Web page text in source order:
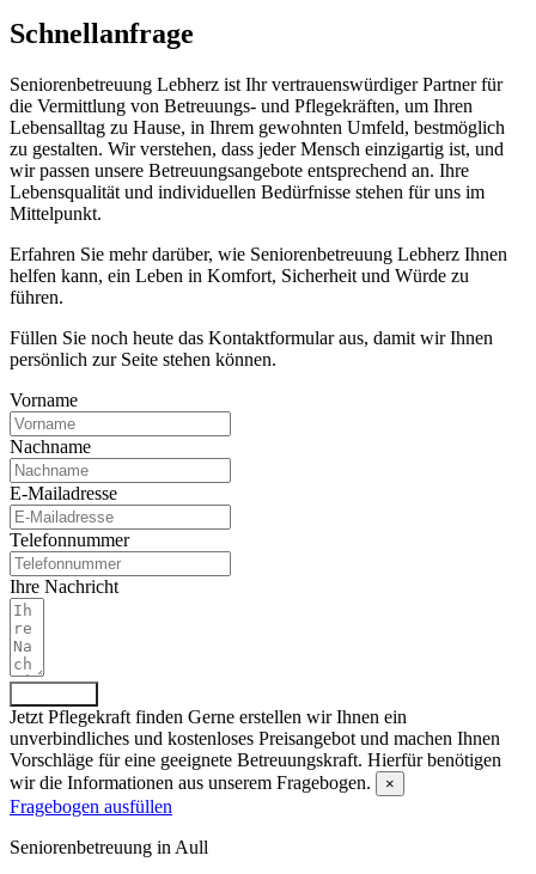
Schnell­anfrage
Seniorenbetreuung Lebherz ist Ihr vertrauenswürdiger Partner für
die Vermittlung von Betreuungs- und Pflegekräften, um Ihren
Lebensalltag zu Hause, in Ihrem gewohnten Umfeld, bestmöglich
zu gestalten. Wir verstehen, dass jeder Mensch einzigartig ist, und
wir passen unsere Betreuungsangebote entsprechend an. Ihre
Lebensqualität und individuellen Bedürfnisse stehen für uns im
Mittelpunkt.
Erfahren Sie mehr darüber, wie Seniorenbetreuung Lebherz Ihnen
helfen kann, ein Leben in Komfort, Sicherheit und Würde zu
führen.
Füllen Sie noch heute das Kontaktformular aus, damit wir Ihnen
persönlich zur Seite stehen können.
Vorname
Nachname
E-Mailadresse
Telefonnummer
Ihre Nachricht
Jetzt Pflegekraft finden Gerne erstellen wir Ihnen ein
unverbindliches und kostenloses Preisangebot und machen Ihnen
Vorschläge für eine geeignete Betreuungskraft. Hierfür benötigen
wir die Informationen aus unserem Fragebogen.
×
Fragebogen ausfüllen
Senioren­betreuung in Aull